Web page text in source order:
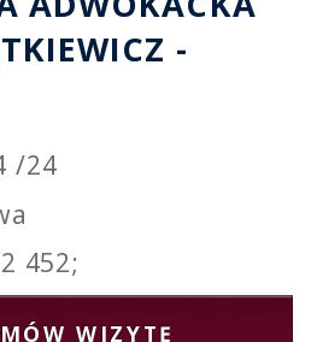
-
/24
452;
WIZYTĘ